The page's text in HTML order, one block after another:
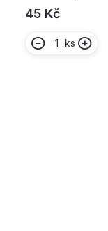
45 Kč
ks